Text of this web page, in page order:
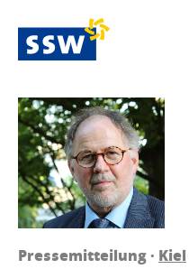
Pressemitteilung · Kiel